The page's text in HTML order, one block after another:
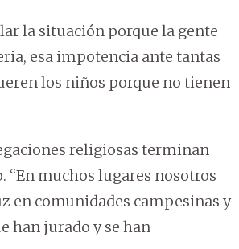
la situación porque la gente
esa impotencia ante tantas
los niños porque no tienen
religiosas terminan
“En muchos lugares nosotros
en comunidades campesinas y
han jurado y se han